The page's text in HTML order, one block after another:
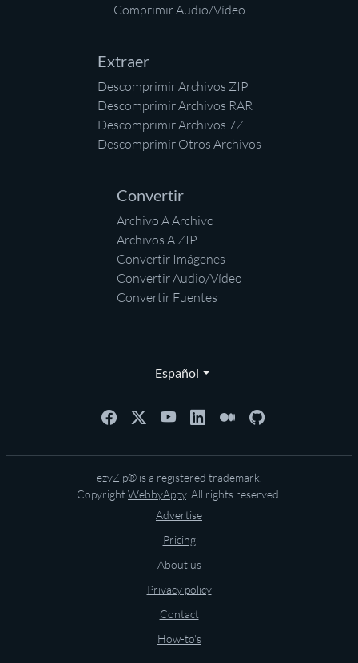
Comprimir Audio/Vídeo
Extraer
Descomprimir Archivos ZIP
Descomprimir Archivos RAR
Descomprimir Archivos 7Z
Descomprimir Otros Archivos
Convertir
Archivo A Archivo
Archivos A ZIP
Convertir Imágenes
Convertir Audio/Vídeo
Convertir Fuentes
Español
ezyZip® is a registered trademark.
CopyrightWebbyAppy. All rights reserved.
Advertise
Pricing
About us
Privacy policy
Contact
How-to's